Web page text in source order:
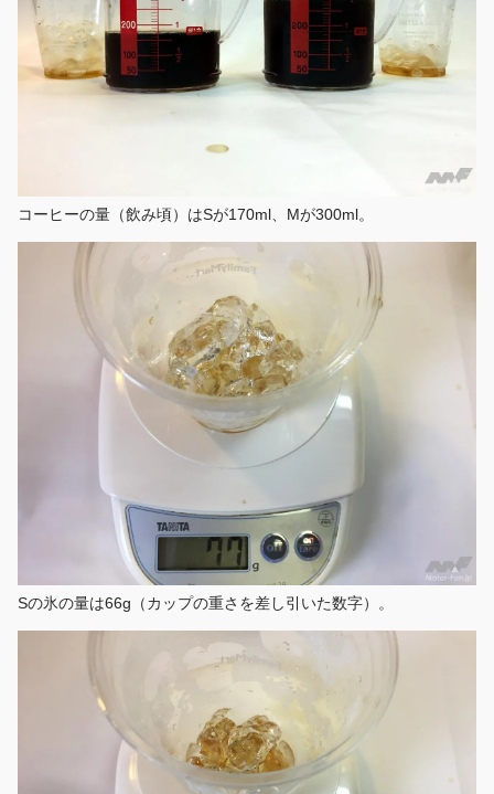
コーヒーの量（飲み頃）はSが170ml、Mが300ml。
Sの氷の量は66g（カップの重さを差し引いた数字）。